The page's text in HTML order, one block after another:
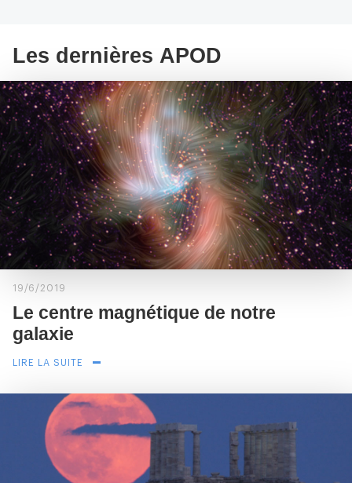
Les dernières APOD
19/6/2019
Le centre magnétique de notre
galaxie
LIRE LA SUITE